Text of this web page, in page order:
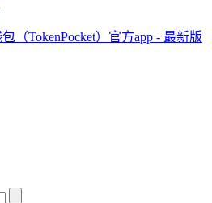
（TokenPocket）官方app - 最新版